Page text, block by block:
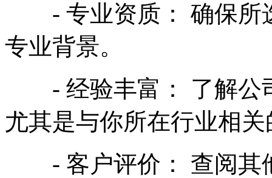
- 专业资质： 确保所
专业背景。
- 经验丰富： 了解公
尤其是与你所在行业相
- 客户评价： 查阅其